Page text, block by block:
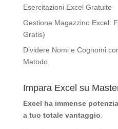
Esercitazioni Excel Gratuite
Gestione Magazzino Excel:
Gratis)
Dividere Nomi e Cognomi
Metodo
Impara Excel su
Excel ha immense
a tuo totale vantaggio